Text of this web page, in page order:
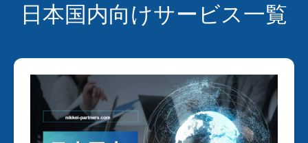
日本国内向けサービス一覧